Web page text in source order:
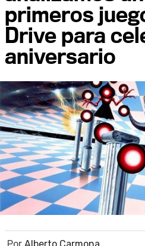
primeros
Drive para
aniversario